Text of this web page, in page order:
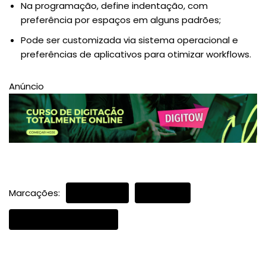
Na programação, define indentação, com
preferência por espaços em alguns padrões;
Pode ser customizada via sistema operacional e
preferências de aplicativos para otimizar workflows.
Anúncio
Marcações: